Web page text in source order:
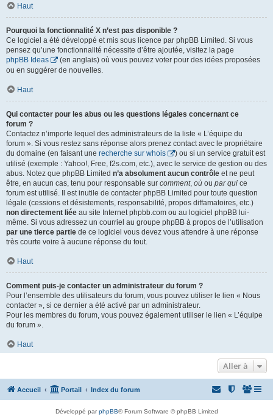
Haut
Pourquoi la fonctionnalité X n’est pas disponible ?
Ce logiciel a été développé et mis sous licence par phpBB Limited. Si vous
pensez qu’une fonctionnalité nécessite d’être ajoutée, visitez la page
phpBB Ideas
(en anglais) où vous pouvez voter pour des idées proposées
ou en suggérer de nouvelles.
Haut
Qui contacter pour les abus ou les questions légales concernant ce
forum ?
Contactez n’importe lequel des administrateurs de la liste « L’équipe du
forum ». Si vous restez sans réponse alors prenez contact avec le propriétaire
du domaine (en faisant une recherche sur whois
) ou si un service gratuit est
utilisé (exemple : Yahoo!, Free, f2s.com, etc.), avec le service de gestion ou des
abus. Notez que phpBB Limited n’a absolument aucun contrôle et ne peut
être, en aucun cas, tenu pour responsable sur comment, où ou par qui ce
forum est utilisé. Il est inutile de contacter phpBB Limited pour toute question
légale (cessions et désistements, responsabilité, propos diffamatoires, etc.)
non directement liée au site Internet phpbb.com ou au logiciel phpBB lui-
même. Si vous adressez un courriel au groupe phpBB à propos de l’utilisation
par une tierce partie de ce logiciel vous devez vous attendre à une réponse
très courte voire à aucune réponse du tout.
Haut
Comment puis-je contacter un administrateur du forum ?
Pour l’ensemble des utilisateurs du forum, vous pouvez utiliser le lien « Nous
contacter », si ce dernier a été activé par un administrateur.
Pour les membres du forum, vous pouvez également utiliser le lien « L’équipe
du forum ».
Haut
Aller à
Accueil Portail Index du forum
Développé parphpBB® Forum Software © phpBB Limited